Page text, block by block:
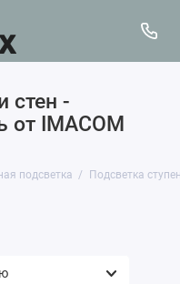
стен -
от IMACOM
подсветка Подсветка